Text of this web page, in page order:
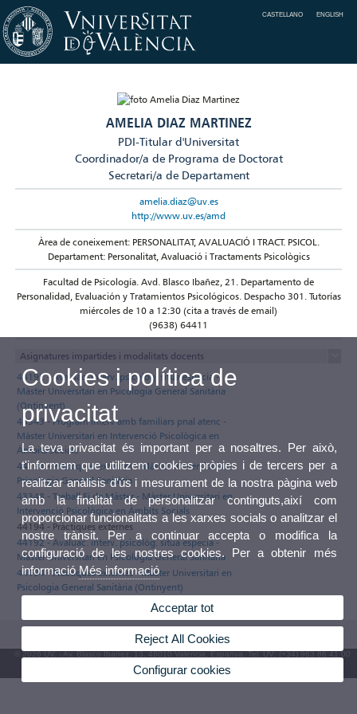
CASTELLANO ENGLISH
AMELIA DIAZ MARTINEZ
PDI-Titular d'Universitat
Coordinador/a de Programa de Doctorat
Secretari/a de Departament
amelia.diaz@uv.es
http://www.uv.es/amd
Àrea de coneixement: PERSONALITAT, AVALUACIÓ I TRACT. PSICOL.
Departament: Personalitat, Avaluació i Tractaments Psicològics
Facultad de Psicología. Avd. Blasco Ibañez, 21. Departamento de
Personalidad, Evaluación y Tratamientos Psicológicos. Despacho 301. Tutorías
miércoles de 10 a 12:30 (cita a través de email)
(9638) 64411
Asignatures impartides i modalitats docents
44192 - Avaluac. interv. psicològ. situa especia -
Màster Universitari en Psicologia General Sanitària
(Ontinyent)
43343 - Program interv amb familiars pnal atenc -
Màster Universitari en Intervenció Psicològica en
Àmbits Socials
44194 - Pràctiques externes - Màster Universitari en
Psicologia General Sanitària
43348 - Treball Fi de Màster - Màster Universitari en
Intervenció Psicològica en Àmbits Socials
44194 - Pràctiques externes
44192 - Avaluac. interv. psicològ. situa especia -
Màster Universitari en Psicologia General Sanitària
44194 - Pràctiques externes - Màster Universitari en
Psicologia General Sanitària (Ontinyent)
© 2026 UV. - Av. Blasco Ibáñez, 13. 46010 València. Espanya. Tel. UV: (+34) 963 86 41 00
Bústia UV
Cookies i política de
privacitat
La teva privacitat és important per a nosaltres. Per això,
t'informem que utilitzem cookies pròpies i de tercers per a
realitzar anàlisis d'ús i mesurament de la nostra pàgina web
amb la finalitat de personalitzar continguts,així com
proporcionar funcionalitats a les xarxes socials o analitzar el
nostre trànsit. Per a continuar accepta o modifica la
configuració de les nostres cookies. Per a obtenir més
informacióMés informació
Acceptar tot
Reject All Cookies
Configurar cookies